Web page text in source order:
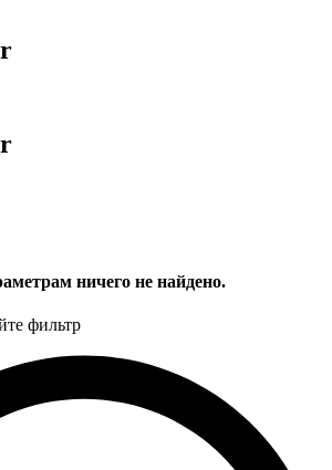
ничего не найдено.
фильтр